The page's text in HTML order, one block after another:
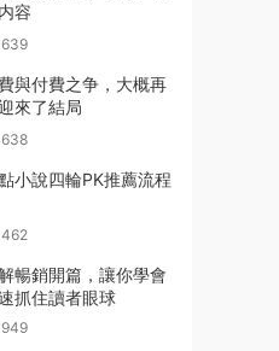
容
639
與付費之争，大概再
來了結局
638
小說四輪PK推薦流程
462
暢銷開篇，讓你學會
抓住讀者眼球
949